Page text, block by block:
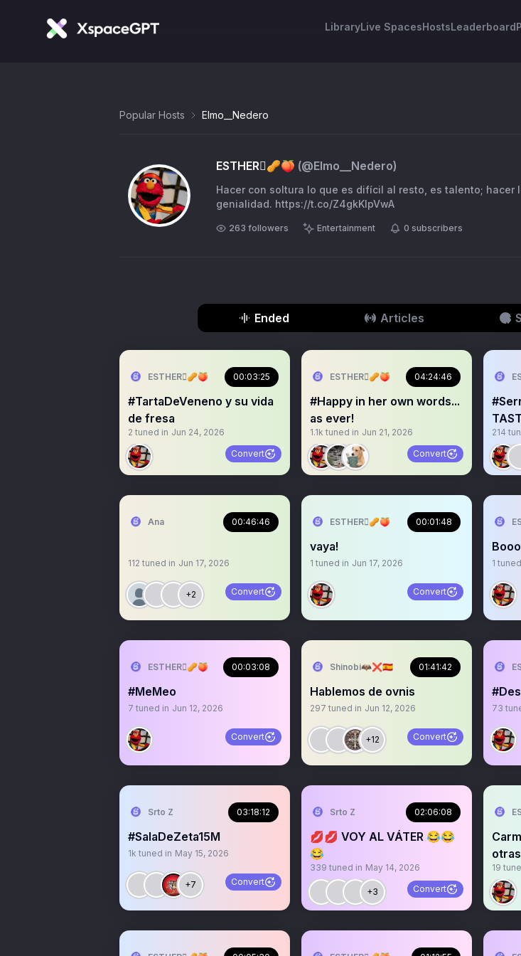
LibraryLive SpacesHostsLeaderboard
Popular Hosts Elmo__Nedero
ESTHER🫆🥜🍑 (@Elmo__Nedero)
Hacer con soltura lo que es difícil al resto, es talento; hacer
genialidad. https://t.co/Z4gkKIpVwA
263 followers Entertainment 0 subscribers
Ended Articles
ESTHER🫆🥜🍑 00:03:25
#TartaDeVeneno y su vida
de fresa
2 tuned in Jun 24, 2026
Convert
ESTHER🫆🥜🍑 04:24:46
#Happy in her own words...
as ever!
1.1k tuned in Jun 21, 2026
Convert
214
Ana 00:46:46
112 tuned in Jun 17, 2026
+2 Convert
ESTHER🫆🥜🍑 00:01:48
vaya!
1 tuned in Jun 17, 2026
Convert
1
ESTHER🫆🥜🍑 00:03:08
#MeMeo
7 tuned in Jun 12, 2026
Convert
Shinobi🦇❌🇪🇸 01:41:42
Hablemos de ovnis
297 tuned in Jun 12, 2026
+12 Convert
73
Srto Z 03:18:12
#SalaDeZeta15M
1k tuned in May 15, 2026
+7 Convert
Srto Z 02:06:08
💋💋 VOY AL VÁTER 😂😂
😂
339 tuned in May 14, 2026
+3 Convert
19